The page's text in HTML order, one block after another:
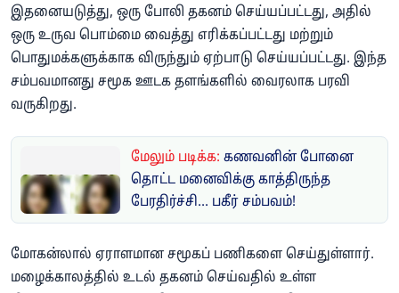
இதனையடுத்து, ஒரு போலி தகனம் செய்யப்பட்டது, அதில்
ஒரு உருவ பொம்மை வைத்து எரிக்கப்பட்டது மற்றும்
பொதுமக்களுக்காக விருந்தும் ஏற்பாடு செய்யப்பட்டது. இந்த
சம்பவமானது சமூக ஊடக தளங்களில் வைரலாக பரவி
வருகிறது.
மேலும் படிக்க: கணவனின் போனை
தொட்ட மனைவிக்கு காத்திருந்த
பேரதிர்ச்சி... பகீர் சம்பவம்!
மோகன்லால் ஏராளமான சமூகப் பணிகளை செய்துள்ளார்.
மழைக்காலத்தில் உடல் தகனம் செய்வதில் உள்ள